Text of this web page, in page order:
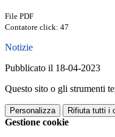
File PDF
Contatore click: 47
Notizie
Pubblicato il 18-04-2023
Questo sito o gli strumenti
Personalizza Rifiuta tutti i
Gestione cookie